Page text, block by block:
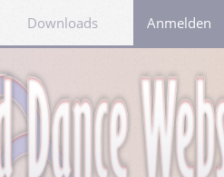
Downloads LinksAnmelden